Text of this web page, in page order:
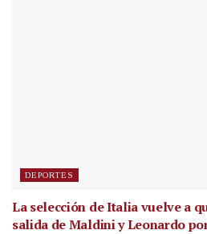
DEPORTES
La selección de Italia vuelve a
salida de Maldini y Leonardo